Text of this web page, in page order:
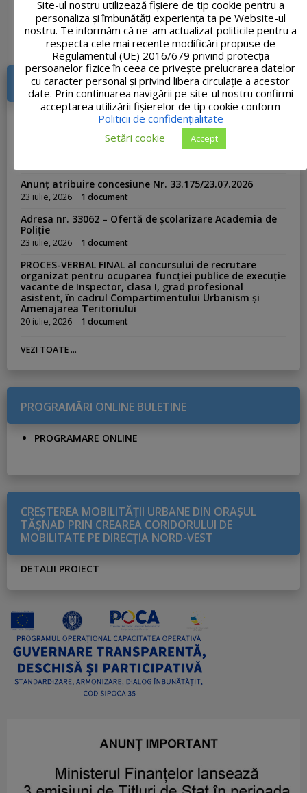
27 ianuarie, 2021inFormulare Relații cu publicul
AVIZIER ELECTRONIC
Anunț atribuire vânzare teren din 31.07.2026
Informare privind gestionarea deșeurilor
Anunț atribuire concesiune Nr. 33.175/23.07.2026
23 iulie, 2026 1 document
Adresa nr. 33062 – Ofertă de școlarizare Academia de
Poliție
23 iulie, 2026 1 document
PROCES-VERBAL FINAL al concursului de recrutare
organizat pentru ocuparea funcției publice de execuție
vacante de Inspector, clasa I, grad profesional
asistent, în cadrul Compartimentului Urbanism și
Amenajarea Teritoriului
20 iulie, 2026 1 document
VEZI TOATE ...
PROGRAMĂRI ONLINE BULETINE
PROGRAMARE ONLINE
CREŞTEREA MOBILITĂŢII URBANE DIN ORAŞUL
TĂŞNAD PRIN CREAREA CORIDORULUI DE
MOBILITATE PE DIRECŢIA NORD-VEST
DETALII PROIECT
Site-ul nostru utilizează fişiere de tip cookie pentru a
personaliza și îmbunătăți experiența ta pe Website-ul
nostru. Te informăm că ne-am actualizat politicile pentru a
respecta cele mai recente modificări propuse de
Regulamentul (UE) 2016/679 privind protecția
persoanelor fizice în ceea ce privește prelucrarea datelor
cu caracter personal și privind libera circulație a acestor
date. Prin continuarea navigării pe site-ul nostru confirmi
acceptarea utilizării fişierelor de tip cookie conform
Politicii de confidențialitate
Setări cookie
Accept